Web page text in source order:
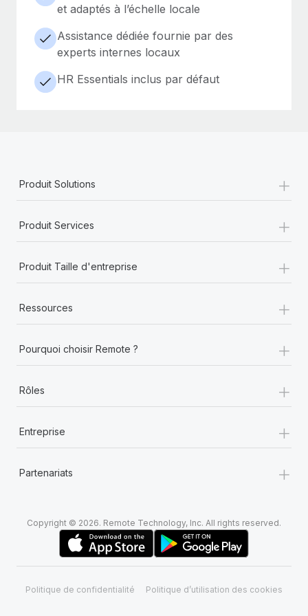
et adaptés à l’échelle locale
Assistance dédiée fournie par des
experts internes locaux
HR Essentials inclus par défaut
Produit Solutions +
Produit Services +
Produit Taille d'entreprise +
Ressources +
Pourquoi choisir Remote ? +
Rôles +
Entreprise +
Partenariats +
Copyright © 2026. Remote Technology, Inc. All rights reserved.
Politique de confidentialité Politique d’utilisation des cookies